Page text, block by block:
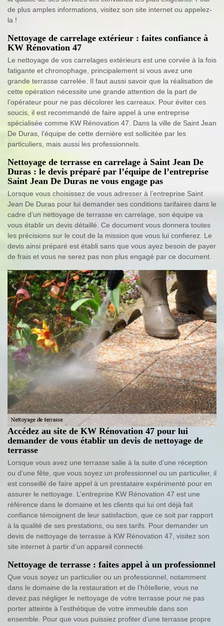
de plus amples informations, visitez son site internet ou appelez-
la !
Nettoyage de carrelage extérieur : faites confiance à
KW Rénovation 47
Le nettoyage de vos carrelages extérieurs est une corvée à la fois
fatigante et chronophage, principalement si vous avez une
grande terrasse carrelée. Il faut aussi savoir que la réalisation de
cette opération nécessite une grande attention de la part de
l’opérateur pour ne pas décolorer les carreaux. Pour éviter ces
soucis, il est recommandé de faire appel à une entreprise
spécialisée comme KW Rénovation 47. Dans la ville de Saint Jean
De Duras, l’équipe de cette dernière est sollicitée par les
particuliers, mais aussi les professionnels.
Nettoyage de terrasse en carrelage à Saint Jean De
Duras : le devis préparé par l’équipe de l’entreprise
Saint Jean De Duras ne vous engage pas
Lorsque vous choisissez de vous adresser à l’entreprise Saint
Jean De Duras pour lui demander ses conditions tarifaires dans le
cadre d’un nettoyage de terrasse en carrelage, son équipe va
vous établir un devis détaillé. Ce document vous donnera toutes
les précisions sur le cout de la mission que vous lui confierez. Le
devis ainsi préparé est établi sans que vous ayez besoin de payer
de frais et vous ne serez pas non plus engagé par ce document.
Accédez au site de KW Rénovation 47 pour lui
demander de vous établir un devis de nettoyage de
terrasse
Lorsque vous avez une terrasse salie à la suite d’une réception
ou d’une fête, que vous soyez un professionnel ou un particulier, il
est conseillé de faire appel à un prestataire expérimenté pour en
assurer le nettoyage. L’entreprise KW Rénovation 47 est une
référence dans le domaine et les clients qui lui ont déjà fait
confiance témoignent de leur satisfaction, que ce soit par rapport
à la qualité de ses prestations, ou ses tarifs. Pour demander un
devis de nettoyage de terrasse à KW Rénovation 47, visitez son
site internet à partir d’un appareil connecté.
Nettoyage de terrasse : faites appel à un professionnel
Que vous soyez un particulier ou un professionnel, notamment
dans le domaine de la restauration et de l’hôtellerie, vous ne
devez pas négliger le nettoyage de votre terrasse pour ne pas
porter atteinte à l’esthétique de votre immeuble dans son
ensemble. Pour que vous puissiez profiter d’une terrasse propre